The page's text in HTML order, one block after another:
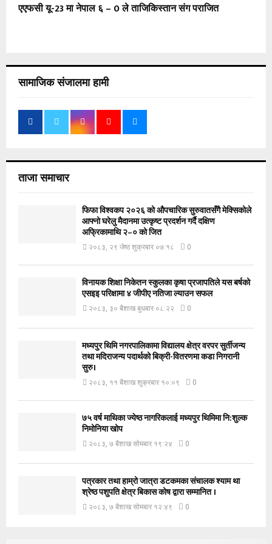
एएफसी यू-23 मा नेपाल ६ – 0 ले ताजिकिस्तान संग पराजित
सामाजिक संजालमा हामी
ताजा समाचार
फिफा विश्वकप २०२६ को औपचारिक सुरुवातसँगै मेक्सिकोले
आफ्नो घरेलु मैदानमा उत्कृष्ट प्रदर्शन गर्दै दक्षिण
अफ्रिकामाथि २–० को जित
२०८३, २९ जेष्ठ शुक्रबार ०७:१८ 0
विनायक शिक्षा निकेतन स्कुलका कृषा प्रजापतिले यस बर्षको
एसइइ परिक्षामा ४ जीपीए नतिजा ल्याउन सफल
२०८३, ३० बैशाख बुधबार ०८:२२ 0
मध्यपुर थिमि नगरपालिकामा विद्यालय क्षेत्र वरपर सुर्तीजन्य
तथा मदिराजन्य पदार्थको बिक्री-वितरणमा कडा निगरानी
सुरु।
२०८३, ११ बैशाख शुक्रबार १०:०९ 0
७५ वर्ष माथिका ज्येष्ठ नागरिकलाई मध्यपुर थिमिमा नि:शुल्क
निमोनिया खोप
२०८३, ७ बैशाख सोमबार १९:२४ 0
पत्रकार तथा हाम्रो जात्रा डटकमका संचालक श्याम था
श्रेष्ठ पशुपति क्षेत्र बिकास कोष द्वारा सम्मानित ।
२०८३, ७ बैशाख सोमबार १२:४९ 0